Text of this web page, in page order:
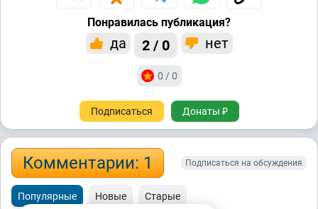
Понравилась публикация?
да 2 / 0 нет
0 / 0
Подписаться Донаты ₽
Комментарии: 1 Подписаться на обсуждения
Популярные Новые Старые